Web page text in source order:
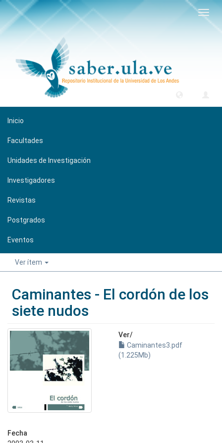
Inicio
Facultades
Unidades de Investigación
Investigadores
Revistas
Postgrados
Eventos
Ver ítem
Caminantes - El cordón de los
siete nudos
Ver/
Caminantes3.pdf
(1.225Mb)
Fecha